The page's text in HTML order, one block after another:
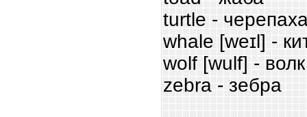
turtle -
whale [weɪl] -
wolf [wulf] - волк
zebra - зебра